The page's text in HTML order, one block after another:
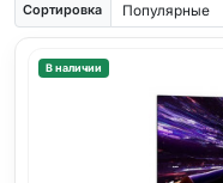
Сортировка
В наличии